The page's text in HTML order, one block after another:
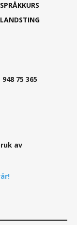
SPRÅKKURS
LANDSTING
75 365
av